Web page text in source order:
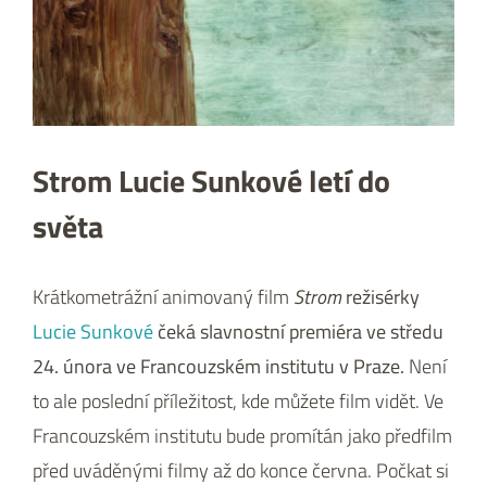
Strom Lucie Sunkové letí do
světa
Krátkometrážní animovaný film Stromrežisérky
Lucie Sunkovéčeká slavnostní premiéra ve středu
24. února ve Francouzském institutu v Praze. Není
to ale poslední příležitost, kde můžete film vidět. Ve
Francouzském institutu bude promítán jako předfilm
před uváděnými filmy až do konce června. Počkat si